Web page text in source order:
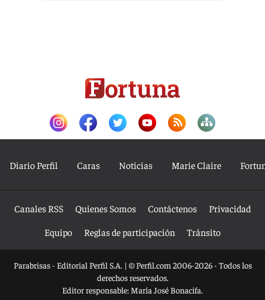
Diario Perfil Caras Noticias Marie Claire
Canales RSS Quienes Somos Contáctenos
Privacidad
Equipo
Reglas de participación Tránsito
Parabrisas - Editorial Perfil S.A. | © Perfil.com 2006-2026 - Todos los
derechos reservados.
Editor responsable: María José Bonacifa.